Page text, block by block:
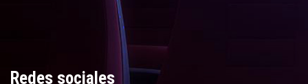
Redes sociales